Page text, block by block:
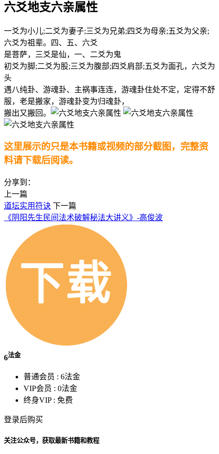
六爻地支六亲属性
一爻为小儿;二爻为妻子;三爻为兄弟;四爻为母亲;五爻为父亲;
六爻为祖辈。四、五、六爻
是菩萨，三爻是仙，一、二爻为鬼
初爻为脚;二爻为股;三爻为腹部;四爻肩部;五爻为面孔，六爻为
头
遇八纯卦、游魂卦、主祸事连连，游魂卦住处不定，定得不舒
服，老是搬家，游魂卦变为归魂卦，
搬出又搬回。
这里展示的只是本书籍或视频的部分截图，完整资
料请下载后阅读。
分享到：
上一篇
道坛实用符诀 下一篇
《阴阳先生民间法术破解秘法大讲义》-高俊波
6法金
普通会员 : 6法金
VIP会员 : 0法金
终身VIP : 免费
登录后购买
关注公众号，获取最新书籍和教程